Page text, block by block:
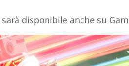
disponibile anche su